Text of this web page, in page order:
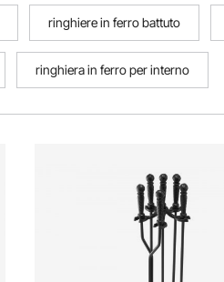
ringhiere in ferro battuto
ringhiera in ferro per interno